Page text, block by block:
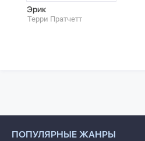
Эрик
Терри Пратчетт
ПОПУЛЯРНЫЕ ЖАНРЫ